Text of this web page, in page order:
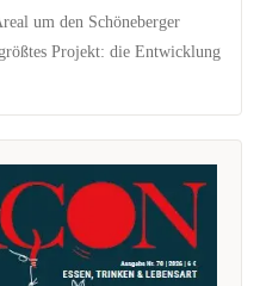
um den Schöneberger
Projekt: die Entwicklung